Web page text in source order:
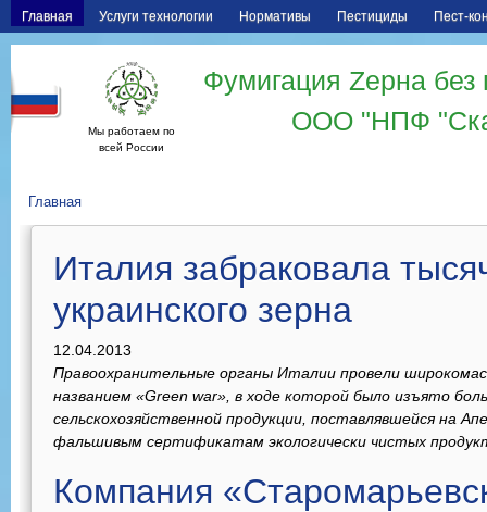
Главная Услуги технологии Нормативы Пестициды Пест-
Мы работаем по
всей России
Фумигация Zерна
ООО "НПФ
Главная
Италия забраковала
украинского зерна
12.04.2013
Правоохранительные органы Италии провели
названием «Green war», в ходе которой было изъято
сельскохозяйственной продукции, поставлявшейся на
фальшивым сертификатам экологически чистых
Компания